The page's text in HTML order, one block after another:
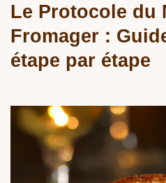
Le Protocole du
Fromager :
étape par étape